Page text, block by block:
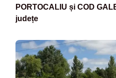
PORTOCALIU și COD
județe